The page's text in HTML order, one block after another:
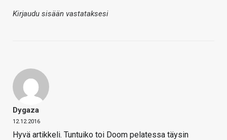
Kirjaudu sisään vastataksesi
Dygaza
12.12.2016
Hyvä artikkeli. Tuntuiko toi Doom pelatessa täysin